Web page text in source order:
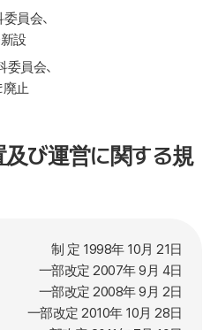
員会、
設
員会、
止
び運営に関する規
制 定 1998年 10月 21日
一部改定 2007年 9月 4日
一部改定 2008年 9月 2日
一部改定 2010年 10月 28日